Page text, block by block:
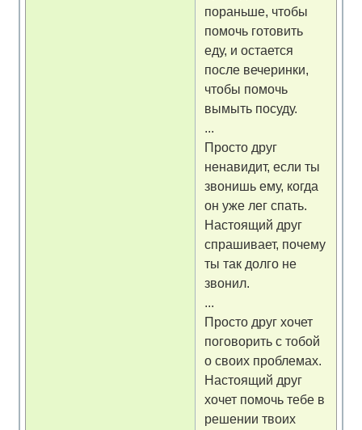
пораньше, чтобы
помочь готовить
еду, и остается
после вечеринки,
чтобы помочь
вымыть посуду.
...
Просто друг
ненавидит, если ты
звонишь ему, когда
он уже лег спать.
Настоящий друг
спрашивает, почему
ты так долго не
звонил.
...
Просто друг хочет
поговорить с тобой
о своих проблемах.
Настоящий друг
хочет помочь тебе в
решении твоих